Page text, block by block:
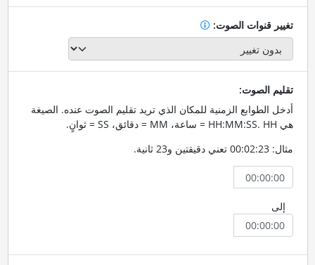
تغيير قنوات الصوت:
تقليم الصوت:
أدخل الطوابع الزمنية للمكان الذي تريد تقليم الصوت عنده. الصيغة
هي HH:MM:SS. HH = ساعة، MM = دقائق، SS = ثوانٍ.
مثال: 00:02:23 تعني دقيقتين و23 ثانية.
إلى